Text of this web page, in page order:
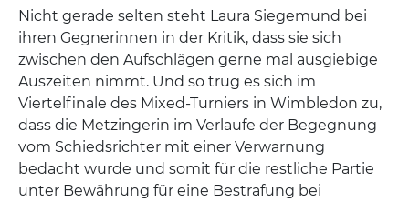
Nicht gerade selten steht Laura Siegemund bei
ihren Gegnerinnen in der Kritik, dass sie sich
zwischen den Aufschlägen gerne mal ausgiebige
Auszeiten nimmt. Und so trug es sich im
Viertelfinale des Mixed-Turniers in Wimbledon zu,
dass die Metzingerin im Verlaufe der Begegnung
vom Schiedsrichter mit einer Verwarnung
bedacht wurde und somit für die restliche Partie
unter Bewährung für eine Bestrafung bei